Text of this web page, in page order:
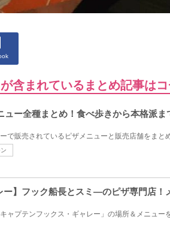
含まれているまとめ記事は
ュー全種まとめ！食べ歩きから本格派
で販売されているピザメニューと販売店舗をまと
ー】フック船長とスミ―のピザ専門店！
ャプテンフックス・ギャレー」の場所＆メニュー